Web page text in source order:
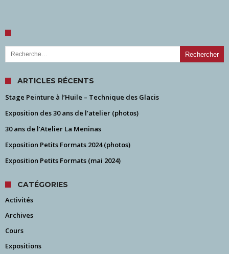
Rechercher :
ARTICLES RÉCENTS
Stage Peinture à l’Huile – Technique des Glacis
Exposition des 30 ans de l’atelier (photos)
30 ans de l’Atelier La Meninas
Exposition Petits Formats 2024 (photos)
Exposition Petits Formats (mai 2024)
CATÉGORIES
Activités
Archives
Cours
Expositions